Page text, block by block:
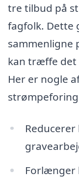
tre tilbud på
fagfolk. Dette
sammenligne
kan træffe det
Her er nogle
Forlænger